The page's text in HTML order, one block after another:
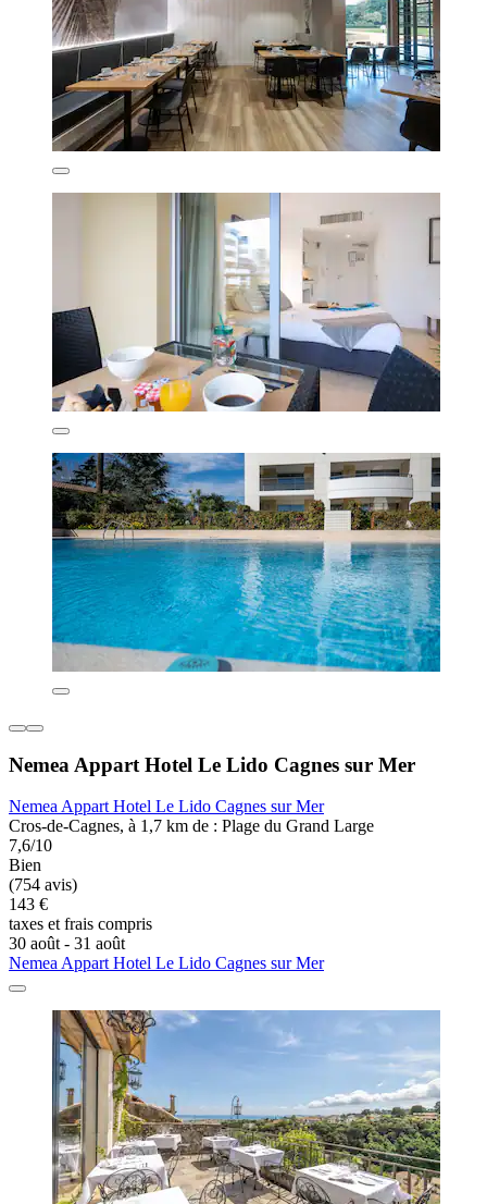
Nemea Appart Hotel Le Lido Cagnes sur Mer
Nemea Appart Hotel Le Lido Cagnes sur Mer
Cros-de-Cagnes, à 1,7 km de : Plage du Grand Large
7,6/10
Bien
(754 avis)
143 €
taxes et frais compris
30 août - 31 août
Nemea Appart Hotel Le Lido Cagnes sur Mer